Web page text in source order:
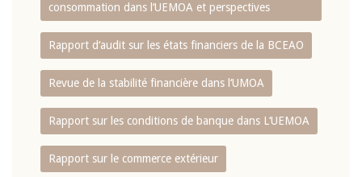
consommation dans l‘UEMOA et perspectives
Rapport d‘audit sur les états financiers de la BCEAO
Revue de la stabilité financière dans l‘UMOA
Rapport sur les conditions de banque dans L‘UEMOA
Rapport sur le commerce extérieur